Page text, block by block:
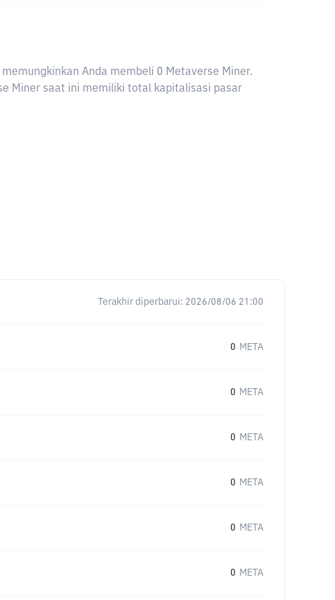
Anda membeli 0 Metaverse Miner.
Miner saat ini memiliki total kapitalisasi pasar
Terakhir diperbarui: 2026/08/06 21:00
0 META
0 META
0 META
0 META
0 META
0 META